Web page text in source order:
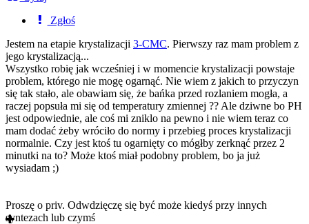
Zgłoś
Jestem na etapie krystalizacji 3-CMC. Pierwszy raz mam problem z
jego krystalizacją...
Wszystko robię jak wcześniej i w momencie krystalizacji powstaje
problem, którego nie mogę ogarnąć. Nie wiem z jakich to przyczyn
się tak stało, ale obawiam się, że bańka przed rozlaniem mogła, a
raczej popsuła mi się od temperatury zmiennej ?? Ale dziwne bo PH
jest odpowiednie, ale coś mi zniklo na pewno i nie wiem teraz co
mam dodać żeby wróciło do normy i przebieg proces krystalizacji
normalnie. Czy jest ktoś tu ogarnięty co mógłby zerknąć przez 2
minutki na to? Może ktoś miał podobny problem, bo ja już
wysiadam ;)
Proszę o priv. Odwdzięczę się być może kiedyś przy innych
syntezach lub czymś